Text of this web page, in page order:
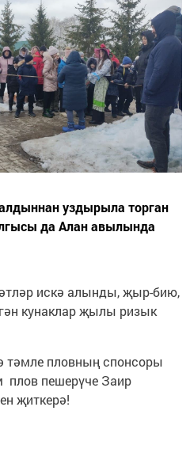
уздырыла торган
да Алан авылында
искә алынды, җыр-бию,
кунаклар җылы ризык
пловның спонсоры
пешерүче Заир
җиткерә!